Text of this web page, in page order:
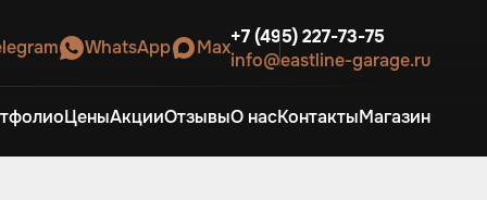
WhatsApp Max+7 (495) 227-73-75
info@eastline-garage.ru
ЦеныАкцииОтзывыО насКонтактыМагазин